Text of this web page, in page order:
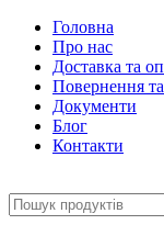
Головна
Про нас
Доставка та
Повернення
Документи
Блог
Контакти